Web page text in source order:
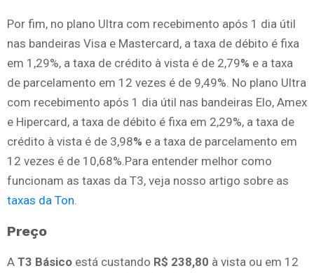
Por fim, no plano Ultra com recebimento após 1 dia útil
nas bandeiras Visa e Mastercard, a taxa de débito é fixa
em 1,29%, a taxa de crédito à vista é de 2,79% e a taxa
de parcelamento em 12 vezes é de 9,49%. No plano Ultra
com recebimento após 1 dia útil nas bandeiras Elo, Amex
e Hipercard, a taxa de débito é fixa em 2,29%, a taxa de
crédito à vista é de 3,98% e a taxa de parcelamento em
12 vezes é de 10,68%.Para entender melhor como
funcionam as taxas da T3, veja nosso artigo sobre as
taxas da Ton
Preço
A T3 Básico está custando R$ 238,80 à vista ou em 12